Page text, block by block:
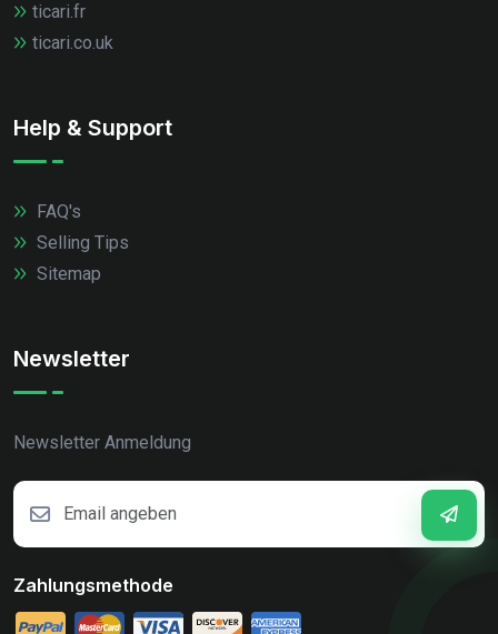
ticari.fr
ticari.co.uk
Help & Support
FAQ's
Selling Tips
Sitemap
Newsletter
Newsletter Anmeldung
Zahlungsmethode